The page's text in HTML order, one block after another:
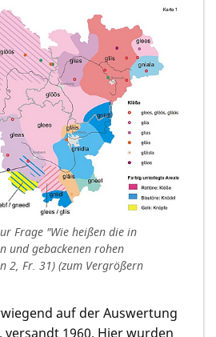
Frage "Wie heißen die in
und gebackenen rohen
2, Fr. 31) (zum Vergrößern
auf der Auswertung
versandt 1960. Hier wurden